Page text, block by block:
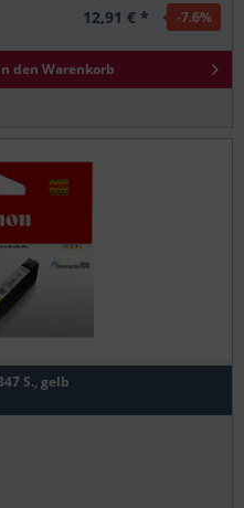
12,91 € * -7.6%
den Warenkorb
S., gelb